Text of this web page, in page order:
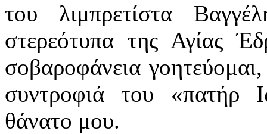
του λιμπρετίστα
στερεότυπα της Αγίας
σοβαροφάνεια
συντροφιά του «πατήρ
θάνατο μου.